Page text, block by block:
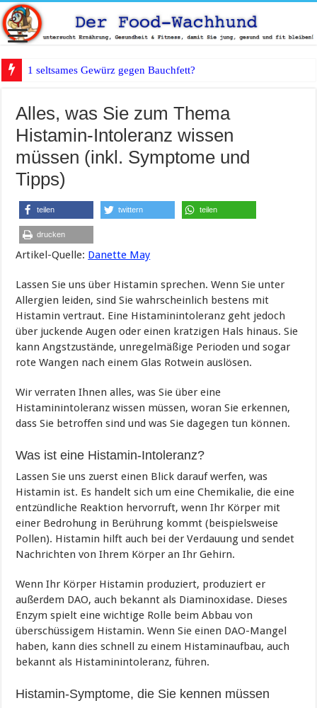
1 seltsames Gewürz gegen Bauchfett?
Alles, was Sie zum Thema
Histamin-Intoleranz wissen
müssen (inkl. Symptome und
Tipps)
teilen twittern teilen
drucken
Artikel-Quelle: Danette May
Lassen Sie uns über Histamin sprechen. Wenn Sie unter
Allergien leiden, sind Sie wahrscheinlich bestens mit
Histamin vertraut. Eine Histaminintoleranz geht jedoch
über juckende Augen oder einen kratzigen Hals hinaus. Sie
kann Angstzustände, unregelmäßige Perioden und sogar
rote Wangen nach einem Glas Rotwein auslösen.
Wir verraten Ihnen alles, was Sie über eine
Histaminintoleranz wissen müssen, woran Sie erkennen,
dass Sie betroffen sind und was Sie dagegen tun können.
Was ist eine Histamin-Intoleranz?
Lassen Sie uns zuerst einen Blick darauf werfen, was
Histamin ist. Es handelt sich um eine Chemikalie, die eine
entzündliche Reaktion hervorruft, wenn Ihr Körper mit
einer Bedrohung in Berührung kommt (beispielsweise
Pollen). Histamin hilft auch bei der Verdauung und sendet
Nachrichten von Ihrem Körper an Ihr Gehirn.
Wenn Ihr Körper Histamin produziert, produziert er
außerdem DAO, auch bekannt als Diaminoxidase. Dieses
Enzym spielt eine wichtige Rolle beim Abbau von
überschüssigem Histamin. Wenn Sie einen DAO-Mangel
haben, kann dies schnell zu einem Histaminaufbau, auch
bekannt als Histaminintoleranz, führen.
Histamin-Symptome, die Sie kennen müssen